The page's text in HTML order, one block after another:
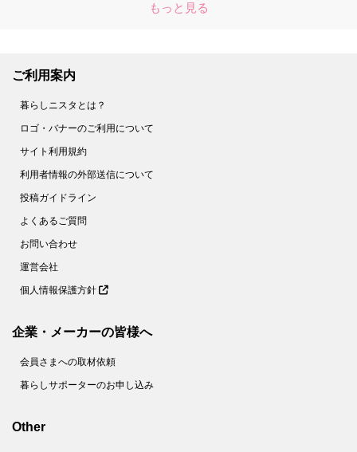
もっと見る
ご利用案内
暮らしニスタとは？
ロゴ・バナーのご利用について
サイト利用規約
利用者情報の外部送信について
投稿ガイドライン
よくあるご質問
お問い合わせ
運営会社
個人情報保護方針
企業・メーカーの皆様へ
会員さまへの取材依頼
暮らしサポーターのお申し込み
Other